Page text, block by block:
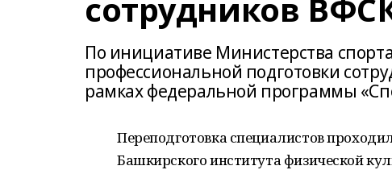
сотрудников
По инициативе Министерства
профессиональной подготовки
рамках федеральной программы
Переподготовка специалистов
Башкирского института физической